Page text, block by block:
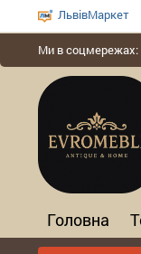
ЛьвівМаркет
Ми в соцмережах:
Головна